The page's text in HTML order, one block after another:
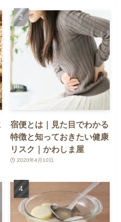
宿便とは｜見た目でわかる
特徴と知っておきたい健康
リスク｜かわしま屋
2020年4月10日